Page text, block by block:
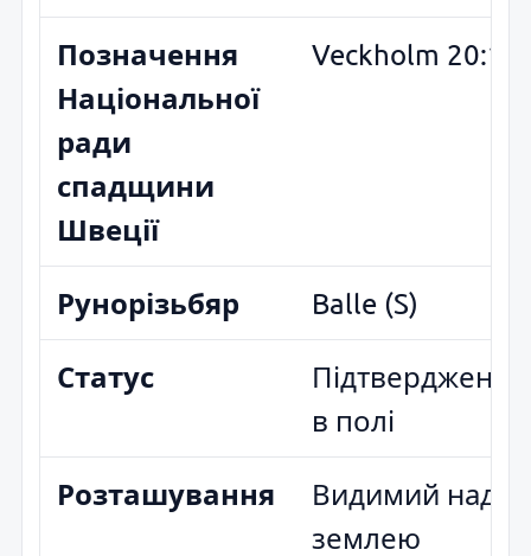
Позначення
Національної
ради
спадщини
Швеції
Veckholm 20:1
Рунорізьбяр Balle (S)
Статус
Підтверджено
в полі
Розташування
Видимий над
землею